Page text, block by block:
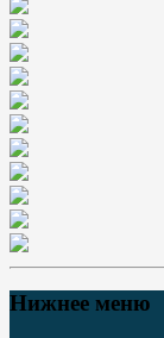
Нижнее меню